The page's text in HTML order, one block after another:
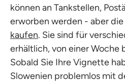
können an Tankstellen,
erworben werden - aber die
kaufen. Sie sind für
erhältlich, von einer Woche
Sobald Sie Ihre Vignette
Slowenien problemlos mit